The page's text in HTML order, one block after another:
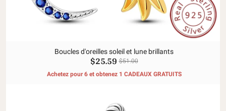
Boucles d'oreilles soleil et lune brillants
$25.59 $51.00
Achetez pour 6 et obtenez 1 CADEAUX GRATUITS